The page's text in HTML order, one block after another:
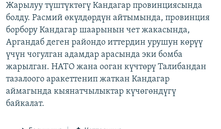
БИЗ ЖАНА ДҮЙНӨ
ДАНИСТЕ
ЭЖЕ-СИҢДИЛЕР
АЗАТТЫК+
ЫҢГАЙСЫЗ СУРООЛОР
Русский
ОНЛАЙН ШЕРИНЕ
ЭЕ/АРнун бардык сайттары
Жарылуу түштүктөгү Кандагар провинциясында
болду. Расмий өкүлдөрдүн айтымында, провинция
борбору Кандагар шаарынын чет жакасында,
Аргандаб деген райондо иттердин урушун көрүү
үчүн чогулган адамдар арасында эки бомба
жарылган. НАТО жана ооган күчтөрү Талибандан
тазалоого аракеттенип жаткан Кандагар
аймагында кыянатчылыктар күчөгөндүгү
байкалат.